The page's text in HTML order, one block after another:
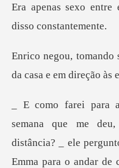
da c
distância? _ ele
Emma para o andar de